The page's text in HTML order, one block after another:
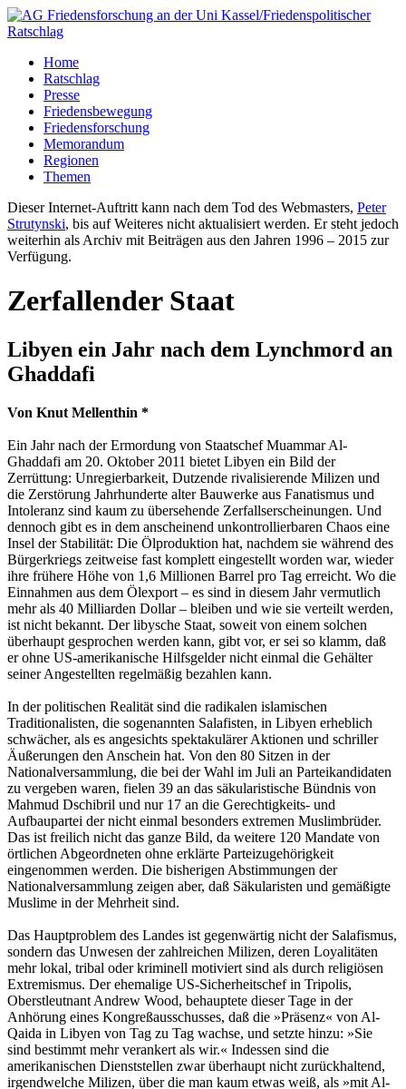
Home
Ratschlag
Presse
Friedensbewegung
Friedensforschung
Memorandum
Regionen
Themen
Dieser Internet-Auftritt kann nach dem Tod des Webmasters, Peter
Strutynski, bis auf Weiteres nicht aktualisiert werden. Er steht jedoch
weiterhin als Archiv mit Beiträgen aus den Jahren 1996 – 2015 zur
Verfügung.
Zerfallender Staat
Libyen ein Jahr nach dem Lynchmord an
Ghaddafi
Von Knut Mellenthin *
Ein Jahr nach der Ermordung von Staatschef Muammar Al-
Ghaddafi am 20. Oktober 2011 bietet Libyen ein Bild der
Zerrüttung: Unregierbarkeit, Dutzende rivalisierende Milizen und
die Zerstörung Jahrhunderte alter Bauwerke aus Fanatismus und
Intoleranz sind kaum zu übersehende Zerfallserscheinungen. Und
dennoch gibt es in dem anscheinend unkontrollierbaren Chaos eine
Insel der Stabilität: Die Ölproduktion hat, nachdem sie während des
Bürgerkriegs zeitweise fast komplett eingestellt worden war, wieder
ihre frühere Höhe von 1,6 Millionen Barrel pro Tag erreicht. Wo die
Einnahmen aus dem Ölexport – es sind in diesem Jahr vermutlich
mehr als 40 Milliarden Dollar – bleiben und wie sie verteilt werden,
ist nicht bekannt. Der libysche Staat, soweit von einem solchen
überhaupt gesprochen werden kann, gibt vor, er sei so klamm, daß
er ohne US-amerikanische Hilfsgelder nicht einmal die Gehälter
seiner Angestellten regelmäßig bezahlen kann.
In der politischen Realität sind die radikalen islamischen
Traditionalisten, die sogenannten Salafisten, in Libyen erheblich
schwächer, als es angesichts spektakulärer Aktionen und schriller
Äußerungen den Anschein hat. Von den 80 Sitzen in der
Nationalversammlung, die bei der Wahl im Juli an Parteikandidaten
zu vergeben waren, fielen 39 an das säkularistische Bündnis von
Mahmud Dschibril und nur 17 an die Gerechtigkeits- und
Aufbaupartei der nicht einmal besonders extremen Muslimbrüder.
Das ist freilich nicht das ganze Bild, da weitere 120 Mandate von
örtlichen Abgeordneten ohne erklärte Parteizugehörigkeit
eingenommen werden. Die bisherigen Abstimmungen der
Nationalversammlung zeigen aber, daß Säkularisten und gemäßigte
Muslime in der Mehrheit sind.
Das Hauptproblem des Landes ist gegenwärtig nicht der Salafismus,
sondern das Unwesen der zahlreichen Milizen, deren Loyalitäten
mehr lokal, tribal oder kriminell motiviert sind als durch religiösen
Extremismus. Der ehemalige US-Sicherheitschef in Tripolis,
Oberstleutnant Andrew Wood, behauptete dieser Tage in der
Anhörung eines Kongreßausschusses, daß die »Präsenz« von Al-
Qaida in Libyen von Tag zu Tag wachse, und setzte hinzu: »Sie
sind bestimmt mehr verankert als wir.« Indessen sind die
amerikanischen Dienststellen zwar überhaupt nicht zurückhaltend,
irgendwelche Milizen, über die man kaum etwas weiß, als »mit Al-